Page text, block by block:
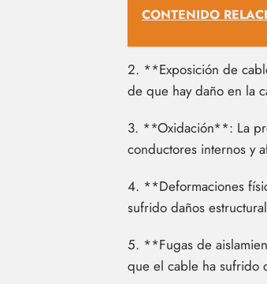
CONTENIDO
2. **Exposición de
de que hay daño en la
3. **Oxidación**: La
conductores internos y
4. **Deformaciones
sufrido daños
5. **Fugas de
que el cable ha sufrido